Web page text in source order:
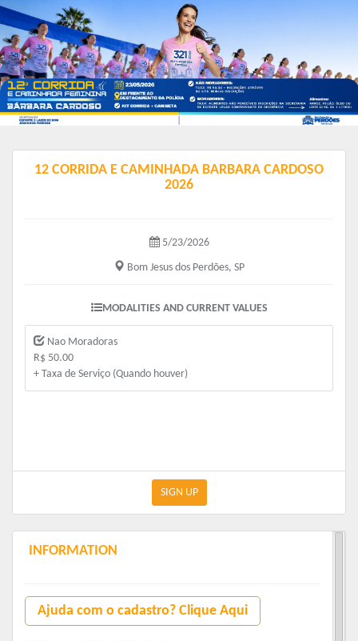
12 CORRIDA E CAMINHADA BARBARA CARDOSO
2026
5/23/2026
Bom Jesus dos Perdões, SP
MODALITIES AND CURRENT VALUES
Nao Moradoras
R$ 50.00
+ Taxa de Serviço (Quando houver)
SIGN UP
INFORMATION
Ajuda com o cadastro? Clique Aqui